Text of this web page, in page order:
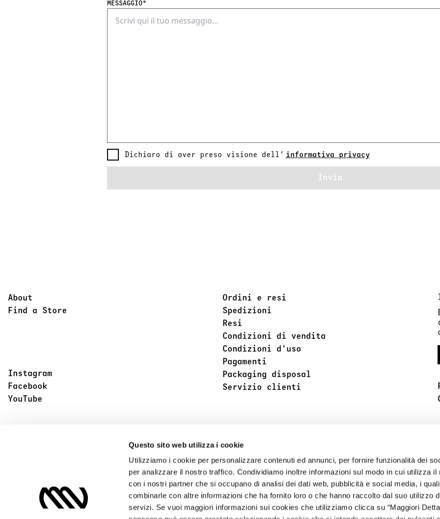
Questo sito web utilizza i cookie
Utilizziamo i cookie per personalizzare contenuti ed annunci, per fornire funzionalità dei
per analizzare il nostro traffico. Condividiamo inoltre informazioni sul modo in cui utilizza il
con i nostri partner che si occupano di analisi dei dati web, pubblicità e social media, i
combinarle con altre informazioni che ha fornito loro o che hanno raccolto dal suo utilizzo
servizi. Se vuoi maggiori informazioni sui cookies che utilizziamo clicca su “Maggiori
MESSAGGIO*
Dichiaro di aver preso visione dell’ informativa privacy
Invia
About
Find a Store
Instagram
Facebook
YouTube
Ordini e resi
Spedizioni
Resi
Condizioni di vendita
Condizioni d'uso
Pagamenti
Packaging disposal
Servizio clienti